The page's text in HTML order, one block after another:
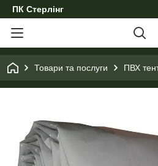
ПК Стерлінг
Товари та послуги ПВХ